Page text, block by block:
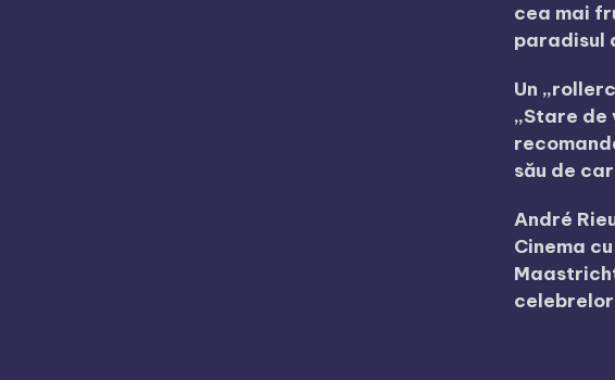
cea mai
paradisul
Un
„Stare de
său de
André
Cinema